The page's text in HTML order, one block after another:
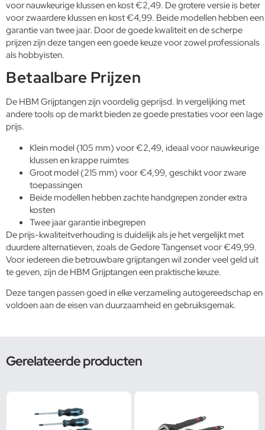
voor nauwkeurige klussen en kost €2,49. De grotere versie is beter
voor zwaardere klussen en kost €4,99. Beide modellen hebben een
garantie van twee jaar. Door de goede kwaliteit en de scherpe
prijzen zijn deze tangen een goede keuze voor zowel professionals
als hobbyisten.
Betaalbare Prijzen
De HBM Grijptangen zijn voordelig geprijsd. In vergelijking met
andere tools op de markt bieden ze goede prestaties voor een lage
prijs.
Klein model (105 mm) voor €2,49, ideaal voor nauwkeurige
klussen en krappe ruimtes
Groot model (215 mm) voor €4,99, geschikt voor zware
toepassingen
Beide modellen hebben zachte handgrepen zonder extra
kosten
Twee jaar garantie inbegrepen
De prijs-kwaliteitverhouding is duidelijk als je het vergelijkt met
duurdere alternatieven, zoals de Gedore Tangenset voor €49,99.
Voor iedereen die betrouwbare grijptangen wil zonder veel geld uit
te geven, zijn de HBM Grijptangen een praktische keuze.
Deze tangen passen goed in elke verzameling autogereedschap en
voldoen aan de eisen van duurzaamheid en gebruiksgemak.
Gerelateerde producten